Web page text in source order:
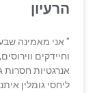
הרעיון
" אני מאמינה
וחיידקים
אנרגטיות חסרות
ליחסי גומלין